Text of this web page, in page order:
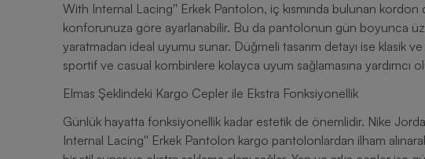
With Internal Lacing'' Erkek Pantolon, iç kısmında bulunan kordon
konforunuza göre ayarlanabilir. Bu da pantolonun gün boyunca
yaratmadan ideal uyumu sunar. Düğmeli tasarım detayı ise klasik
sportif ve casual kombinlere kolayca uyum sağlamasına yardımcı
Elmas Şeklindeki Kargo Cepler ile Ekstra Fonksiyonellik
Günlük hayatta fonksiyonellik kadar estetik de önemlidir. Nike
Internal Lacing'' Erkek Pantolon kargo pantolonlardan ilham